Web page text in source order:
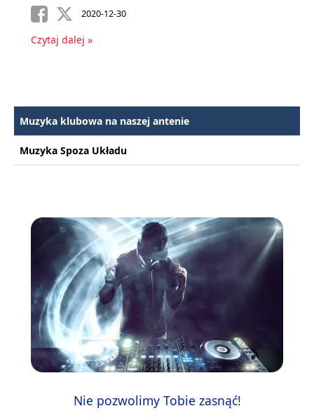
2020-12-30
Czytaj dalej »
Muzyka klubowa na naszej antenie
Muzyka Spoza Układu
Nie pozwolimy Tobie zasnąć!